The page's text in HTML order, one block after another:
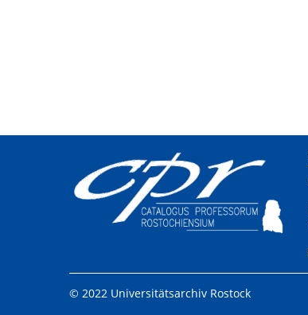
© 2022 Universitätsarchiv Rostock